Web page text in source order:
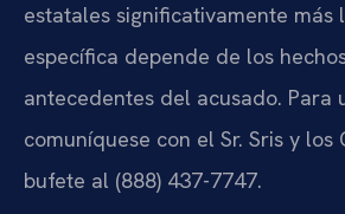
estatales significativamente más
específica depende de los
antecedentes del acusado. Para
comuníquese con el Sr. Sris y los
bufete al (888) 437-7747.